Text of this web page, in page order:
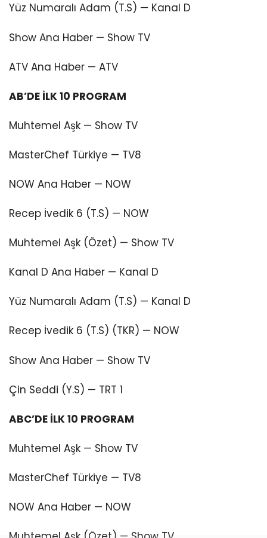
Yüz Numaralı Adam (T.S) — Kanal D
Show Ana Haber — Show TV
ATV Ana Haber — ATV
AB’DE İLK 10 PROGRAM
Muhtemel Aşk — Show TV
MasterChef Türkiye — TV8
NOW Ana Haber — NOW
Recep İvedik 6 (T.S) — NOW
Muhtemel Aşk (Özet) — Show TV
Kanal D Ana Haber — Kanal D
Yüz Numaralı Adam (T.S) — Kanal D
Recep İvedik 6 (T.S) (TKR) — NOW
Show Ana Haber — Show TV
Çin Seddi (Y.S) — TRT 1
ABC’DE İLK 10 PROGRAM
Muhtemel Aşk — Show TV
MasterChef Türkiye — TV8
NOW Ana Haber — NOW